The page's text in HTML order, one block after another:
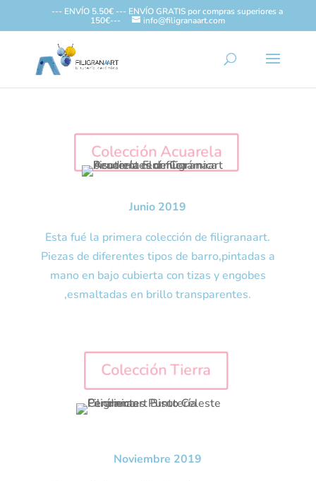
--- ENVÍO 5.50€ --- ENVÍO GRATIS por compras superiores a
150€---
info@filigranaart.com
Colección Acuarela
Junio 2019
Esta fué la primera colección de filigranaart.
Piezas de diferentes tipos de barro,pintadas a
mano en bajo cubierta con tizas y engobes
,esmaltadas en brillo transparentes.
Colección Tierra
Noviembre 2019